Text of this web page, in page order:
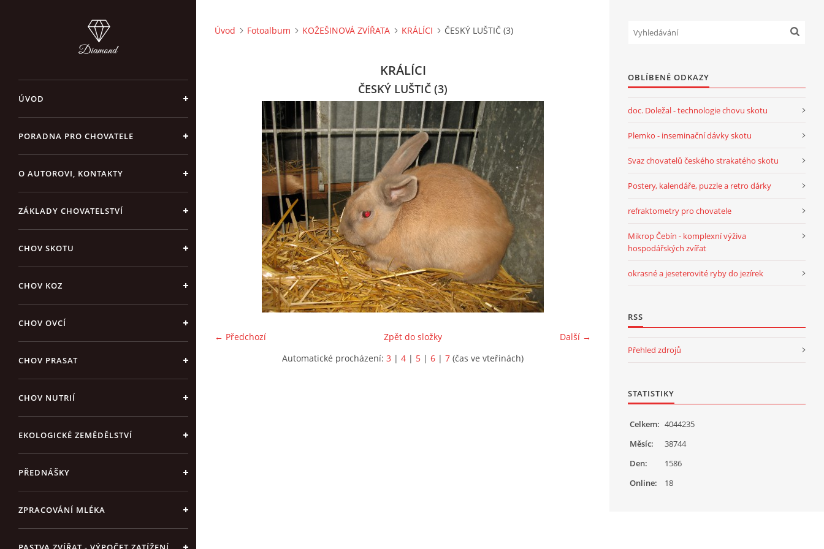
ÚVOD
PORADNA PRO CHOVATELE
O AUTOROVI, KONTAKTY
ZÁKLADY CHOVATELSTVÍ
CHOV SKOTU
CHOV KOZ
CHOV OVCÍ
CHOV PRASAT
CHOV NUTRIÍ
EKOLOGICKÉ ZEMĚDĚLSTVÍ
PŘEDNÁŠKY
ZPRACOVÁNÍ MLÉKA
Úvod Fotoalbum KOŽEŠINOVÁ ZVÍŘATA KRÁLÍCI ČESKÝ LUŠTIČ (3)
KRÁLÍCI
ČESKÝ LUŠTIČ (3)
← Předchozí Další →
Zpět do složky
Automatické procházení: 3 | 4 | 5 | 6 | 7 (čas ve vteřinách)
OBLÍBENÉ ODKAZY
doc. Doležal - technologie chovu skotu
Plemko - inseminační dávky skotu
Svaz chovatelů českého strakatého skotu
Postery, kalendáře, puzzle a retro dárky
refraktometry pro chovatele
Mikrop Čebín - komplexní výživa
hospodářských zvířat
okrasné a jeseterovité ryby do jezírek
RSS
Přehled zdrojů
STATISTIKY
Online: 18
Celkem: 4044235
Měsíc:
38744
Den:
1586